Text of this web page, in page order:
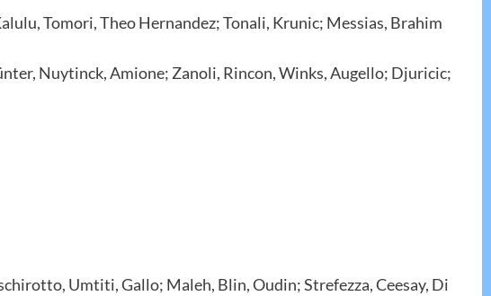
Tomori, Theo Hernandez; Tonali, Krunic; Messias, Brahim
Nuytinck, Amione; Zanoli, Rincon, Winks, Augello; Djuricic;
Umtiti, Gallo; Maleh, Blin, Oudin; Strefezza, Ceesay, Di